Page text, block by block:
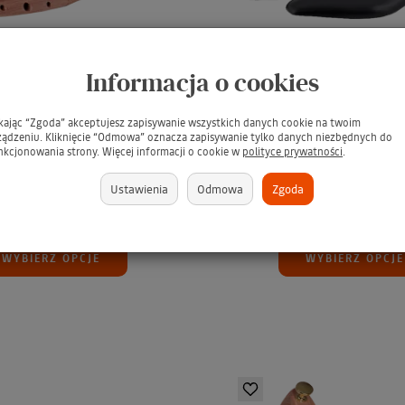
BDC Shoe Trees Cedar /
drewniane cedrowe
do obuwia
prawidła do butów
WYBIERZ OPCJE
SAPHIR BDC Shoe
Edition / Luksusowe
prawidła do
Prawidła do butów
269,99 zł
WYBIERZ OPCJE
Informacja o cookies
“Zgoda” akceptujesz zapisywanie wszystkich danych cookie na twoim
Kliknięcie “Odmowa” oznacza zapisywanie tylko danych niezbędnych do
strony. Więcej informacji o cookie w polityce prywatności.
Ustawienia Odmowa Zgoda